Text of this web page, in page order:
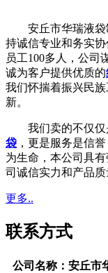
安丘市华瑞液袋
持诚信专业和务实
员工100多人，公司
诚为客户提供优质的
我们怀揣着振兴民
新。
我们卖的不仅仅
袋 ，更是服务是信
为生命，本公司具
司诚信实力和产品质
更多..
联系方式
公司名称：安丘市